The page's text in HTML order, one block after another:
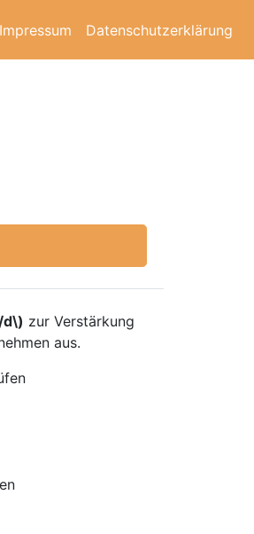
Impressum Datenschutzerklärung
zur Verstärkung
aus.